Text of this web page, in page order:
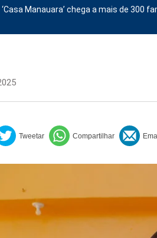
‘Casa Manauara’ chega a mais de 300